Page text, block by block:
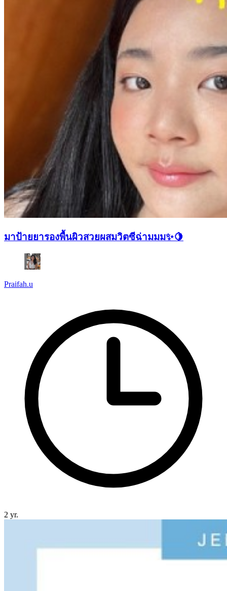
มาป้ายยารองพื้นผิวสวยผสมวิตซีฉ่ามมม✨🍋
Praifah.u
2 yr.